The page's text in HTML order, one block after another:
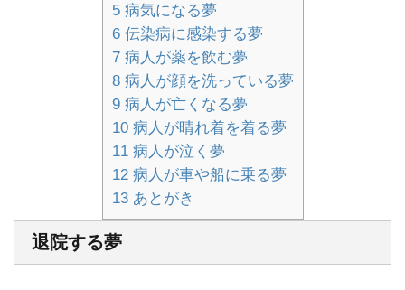
5病気になる夢
6伝染病に感染する夢
7病人が薬を飲む夢
8病人が顔を洗っている夢
9病人が亡くなる夢
10病人が晴れ着を着る夢
11病人が泣く夢
12病人が車や船に乗る夢
13あとがき
退院する夢